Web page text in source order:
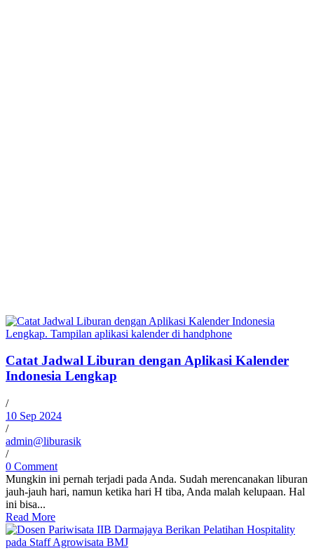
Catat Jadwal Liburan dengan Aplikasi Kalender
Indonesia Lengkap
/
10 Sep 2024
/
admin@liburasik
/
0 Comment
Mungkin ini pernah terjadi pada Anda. Sudah merencanakan liburan
jauh-jauh hari, namun ketika hari H tiba, Anda malah kelupaan. Hal
ini bisa...
Read More